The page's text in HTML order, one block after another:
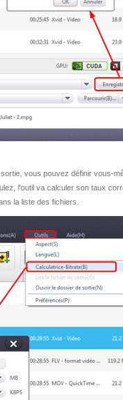
vous pouvez définir vous-
l'outil va calculer son taux
la liste des fichiers.